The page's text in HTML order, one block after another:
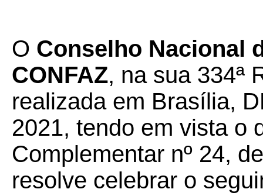
O Conselho Nacional
CONFAZ, na sua 334ª
realizada em Brasília,
2021, tendo em vista o
Complementar nº 24,
resolve celebrar o